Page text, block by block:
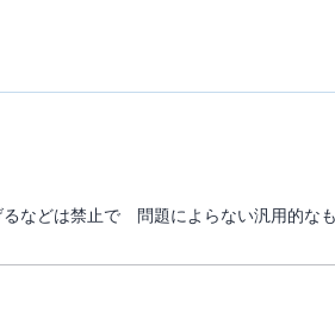
などは禁止で 問題によらない汎用的な